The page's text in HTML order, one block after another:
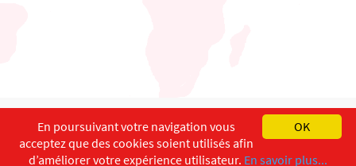
English Français
Copyright ©ISEC-AdW Impressum
OK
En poursuivant votre navigation vous
acceptez que des cookies soient utilisés afin
d’améliorer votre expérience utilisateur. En savoir plus...